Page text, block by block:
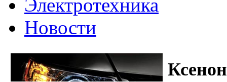
Электротехника
Новости